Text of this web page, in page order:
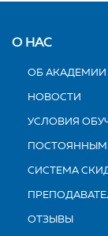
О НАС
ОБ АКАДЕМИИ
НОВОСТИ
УСЛОВИЯ
ПОСТОЯННЫМ
СИСТЕМА
ОТЗЫВЫ